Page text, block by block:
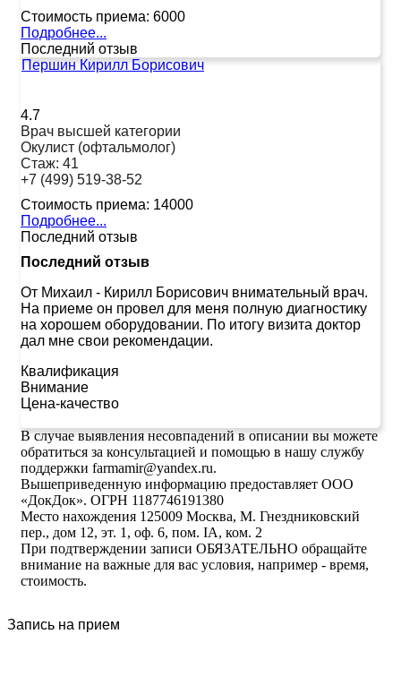
Стоимость приема: 6000
Подробнее...
Последний отзыв
Першин Кирилл Борисович
4.7
Врач высшей категории
Окулист (офтальмолог)
Стаж: 41
+7 (499) 519-38-52
Стоимость приема: 14000
Подробнее...
Последний отзыв
Последний отзыв
От Михаил - Кирилл Борисович внимательный врач.
На приеме он провел для меня полную диагностику
на хорошем оборудовании. По итогу визита доктор
дал мне свои рекомендации.
Квалификация
Внимание
Цена-качество
В случае выявления несовпадений в описании вы можете
обратиться за консультацией и помощью в нашу службу
поддержки farmamir@yandex.ru.
Вышеприведенную информацию предоставляет ООО
«ДокДок». ОГРН 1187746191380
Место нахождения 125009 Москва, М. Гнездниковский
пер., дом 12, эт. 1, оф. 6, пом. IA, ком. 2
При подтверждении записи ОБЯЗАТЕЛЬНО обращайте
внимание на важные для вас условия, например - время,
стоимость.
Запись на прием